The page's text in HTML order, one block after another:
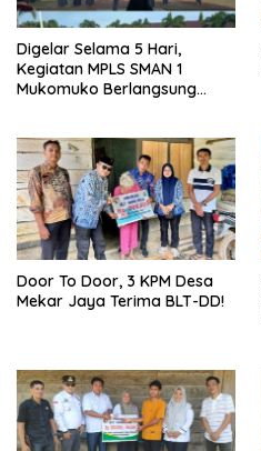
Digelar Selama 5 Hari,
Kegiatan MPLS SMAN 1
Mukomuko Berlangsung
Door To Door, 3 KPM Desa
Mekar Jaya Terima BLT-DD!